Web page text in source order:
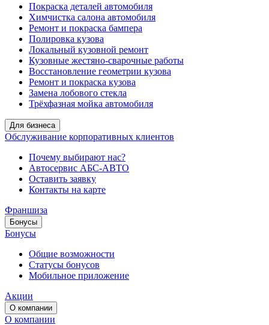
Покраска деталей автомобиля
Химчистка салона автомобиля
Ремонт и покраска бампера
Полировка кузова
Локальный кузовной ремонт
Кузовные жестяно-сварочные работы
Восстановление геометрии кузова
Ремонт и покраска кузова
Замена лобового стекла
Трёхфазная мойка автомобиля
Для бизнеса
Обслуживание корпоративных клиентов
Почему выбирают нас?
Автосервис АБС-АВТО
Оставить заявку
Контакты на карте
Франшиза
Бонусы
Бонусы
Общие возможности
Статусы бонусов
Мобильное приложение
Акции
О компании
О компании